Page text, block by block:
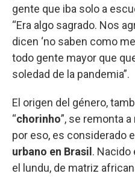
gente que iba solo a
“Era algo sagrado. Nos
dicen ‘no saben como
todo gente mayor que
soledad de la pandemia”.
El origen del género,
“chorinho”, se remonta
por eso, es considerado el
urbano en Brasil . Nacido
el lundu, de matriz